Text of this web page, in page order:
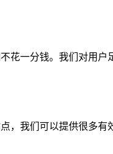
花一分钱。我们对用户
，我们可以提供很多